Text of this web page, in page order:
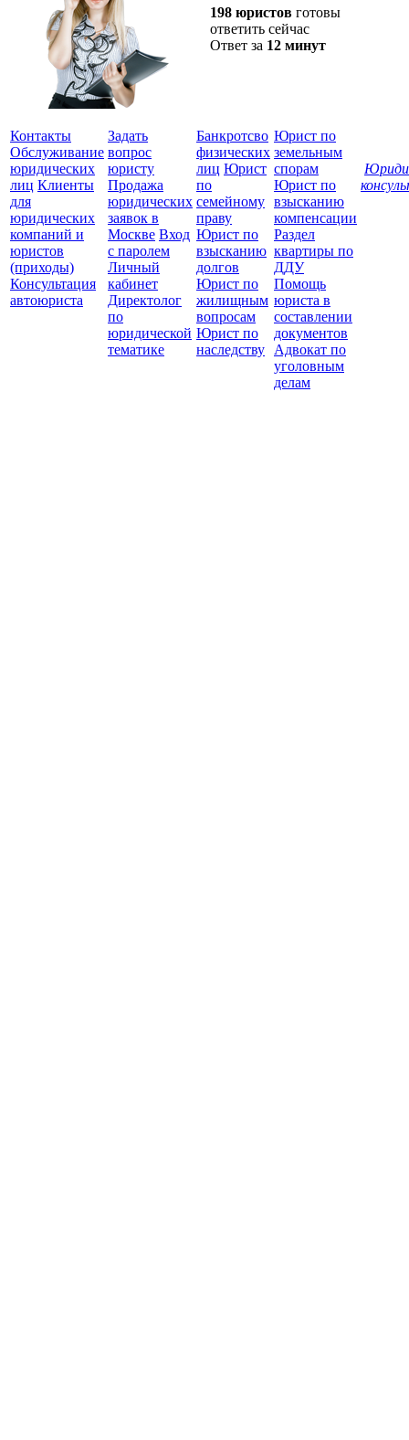
198 юристов готовы
ответить сейчас
Ответ за 12 минут
Контакты
Обслуживание
юридических
лиц Клиенты
для
юридических
компаний и
юристов
(приходы)
Консультация
автоюриста
Задать
вопрос
юристу
Продажа
юридических
заявок в
Москве Вход
с паролем
Личный
кабинет
Директолог
по
юридической
тематике
Банкротсво
физических
лиц Юрист
по
семейному
праву
Юрист по
взысканию
долгов
Юрист по
жилищным
вопросам
Юрист по
наследству
Юрист по
земельным
спорам
Юрист по
взысканию
компенсации
Раздел
квартиры по
ДДУ
Помощь
юриста в
составлении
документов
Адвокат по
уголовным
делам